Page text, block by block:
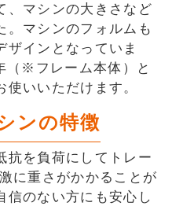
、マシンの大きさなど
。マシンのフォルムも
ザインとなっていま
（※フレーム本体）と
いいただけます。
ンの特徴
抗を負荷にしてトレー
に重さがかかることが
信のない方にも安心し